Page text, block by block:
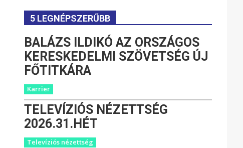
5 LEGNÉPSZERŰBB
BALÁZS ILDIKÓ AZ ORSZÁGOS
KERESKEDELMI SZÖVETSÉG ÚJ
FŐTITKÁRA
Karrier
TELEVÍZIÓS NÉZETTSÉG
2026.31.HÉT
Televíziós nézettség